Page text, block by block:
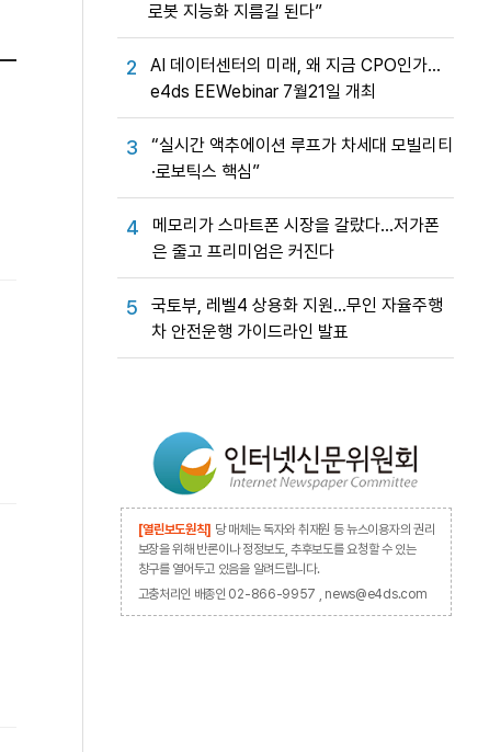
로봇 지능화 지름길 된다”
2
AI 데이터센터의 미래, 왜 지금 CPO인가…
e4ds EEWebinar 7월21일 개최
3
“실시간 액추에이션 루프가 차세대 모빌리티
·로보틱스 핵심”
4
메모리가 스마트폰 시장을 갈랐다…저가폰
은 줄고 프리미엄은 커진다
5
국토부, 레벨4 상용화 지원…무인 자율주행
차 안전운행 가이드라인 발표
[열린보도원칙] 당 매체는 독자와 취재원 등 뉴스이용자의 권리
보장을 위해 반론이나 정정보도, 추후보도를 요청할 수 있는
창구를 열어두고 있음을 알려드립니다.
고충처리인 배종인 02-866-9957 , news@e4ds.com